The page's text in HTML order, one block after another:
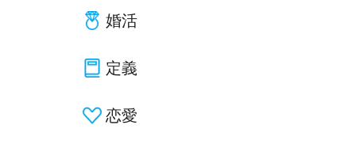
婚活
定義
恋愛